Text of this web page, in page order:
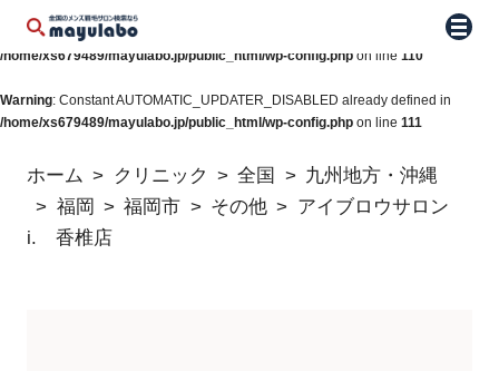
Warning: Constant WP_AUTO_UPDATE_CORE already defined in
/home/xs679489/mayulabo.jp/public_html/wp-config.php on line 110
Warning: Constant AUTOMATIC_UPDATER_DISABLED already defined in
/home/xs679489/mayulabo.jp/public_html/wp-config.php on line 111
メニ
ホーム クリニック 全国
九州地方・沖縄
福岡
福岡市 その他
アイブロウサロン
i. 香椎店